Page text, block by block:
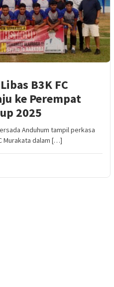
B3K FC
ke Perempat
2025
Anduhum tampil perkasa
Murakata dalam […]